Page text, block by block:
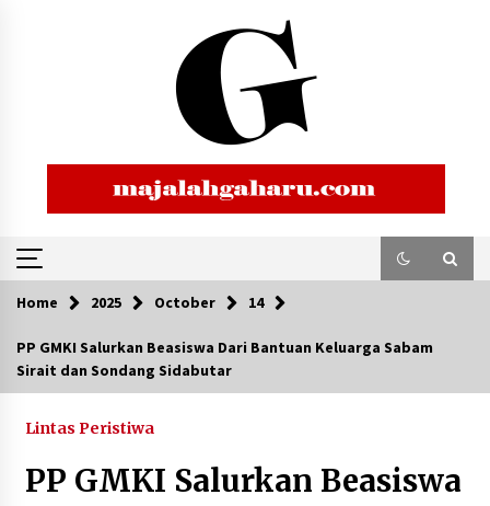
Home 2025 October 14
PP GMKI Salurkan Beasiswa Dari Bantuan Keluarga Sabam
Sirait dan Sondang Sidabutar
Lintas Peristiwa
PP GMKI Salurkan Beasiswa